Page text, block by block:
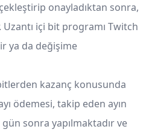
onayladıktan sonra,
içi bit programı Twitch
ya da değişime
kazanç konusunda
ödemesi, takip eden ayın
sonra yapılmaktadır ve